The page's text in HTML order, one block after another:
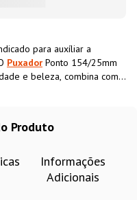
para auxíliar a
Puxador Ponto 154/25mm
e beleza, combina com
em gaveteiros, móveis de
projetos ou para repaginar
Produto
Informações
Adicionais